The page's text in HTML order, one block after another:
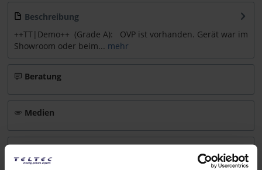
Beschreibung
++TT|Demo++ (Grade A): OVP ist vorhanden. Gerät war im
Showroom oder beim... mehr
Beratung
Medien
Infos zu Hersteller & Produktsicherheit
Folgende Infos zum Hersteller sind verfübar......mehr